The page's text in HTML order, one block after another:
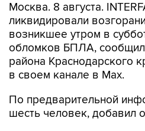
Москва. 8 августа.
ликвидировали
возникшее утром в
обломков БПЛА, сообщил
района Краснодарского
в своем канале в Max.
По предварительной
шесть человек, добавил